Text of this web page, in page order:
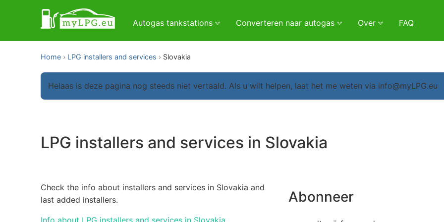
Autogas tankstations Converteren naar autogas Over FAQ
Home LPG installers and services Slovakia
Helaas is deze pagina nog steeds niet vertaald. Als u wilt helpen, laat het me weten via info@myLPG.eu
LPG installers and services in Slovakia
Check the info about installers and services in Slovakia and
last added installers.
Info about LPG installers and services in Slovakia
Abonneer